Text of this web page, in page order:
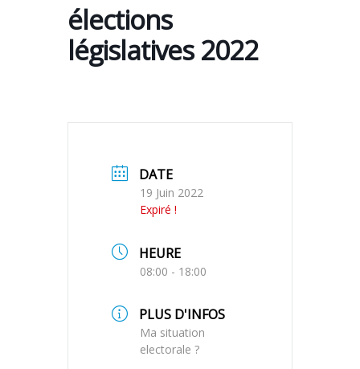
élections
législatives 2022
DATE
19 Juin 2022
Expiré !
HEURE
08:00 - 18:00
PLUS D'INFOS
Ma situation
electorale ?